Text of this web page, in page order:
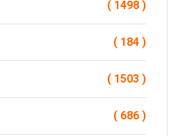
( 1498 )
( 184 )
( 1503 )
( 686 )